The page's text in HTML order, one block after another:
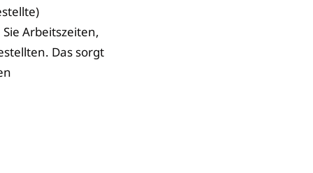
Arbeitszeiten,
Das sorgt